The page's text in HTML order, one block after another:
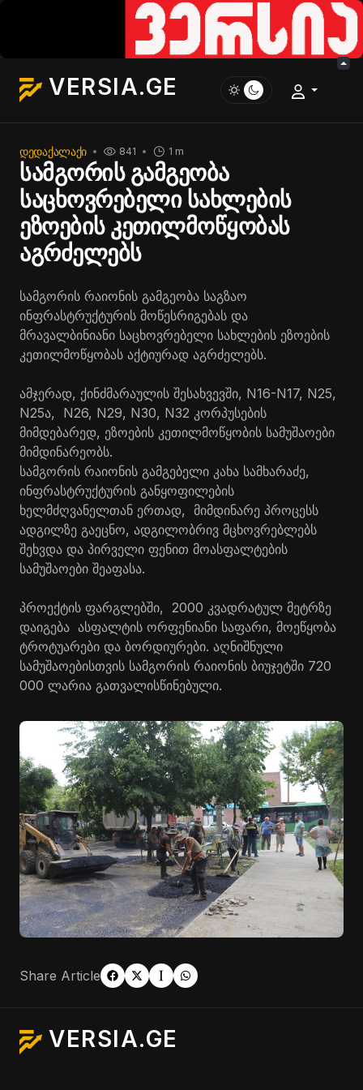
VERSIA.GE
ᲓᲔᲓᲐᲥᲐᲚᲐᲥᲘ 1 m
841
სამგორის გამგეობა
საცხოვრებელი სახლების
ეზოების კეთილმოწყობას
აგრძელებს
სამგორის რაიონის გამგეობა საგზაო
ინფრასტრუქტურის მოწესრიგებას და
მრავალბინიანი საცხოვრებელი სახლების ეზოების
კეთილმოწყობას აქტიურად აგრძელებს.
ამჯერად, ქინძმარაულის შესახვევში, N16-N17, N25,
N25ა, N26, N29, N30, N32 კორპუსების
მიმდებარედ, ეზოების კეთილმოწყობის სამუშაოები
მიმდინარეობს.
სამგორის რაიონის გამგებელი კახა სამხარაძე,
ინფრასტრუქტურის განყოფილების
ხელმძღვანელთან ერთად, მიმდინარე პროცესს
ადგილზე გაეცნო, ადგილობრივ მცხოვრებლებს
შეხვდა და პირველი ფენით მოასფალტების
სამუშაოები შეაფასა.
პროექტის ფარგლებში, 2000 კვადრატულ მეტრზე
დაიგება ასფალტის ორფენიანი საფარი, მოეწყობა
ტროტუარები და ბორდიურები. აღნიშნული
სამუშაოებისთვის სამგორის რაიონის ბიუჯეტში 720
000 ლარია გათვალისწინებული.
Share Article
VERSIA.GE